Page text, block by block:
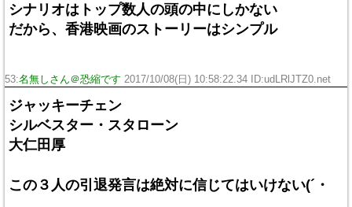
シナリオはトップ数人の頭の中にしかない
だから、香港映画のストーリーはシンプル
53:名無しさん＠恐縮です 2017/10/08(日) 10:58:22.34 ID:udLRlJTZ0.net
ジャッキーチェン
シルベスター・スタローン
大仁田厚
この３人の引退発言は絶対に信じてはいけない(´・